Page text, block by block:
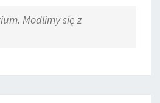
Modlimy się z